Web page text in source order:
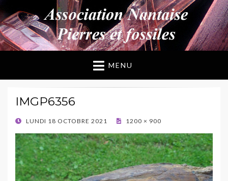
ANPF
Association Nantaise Pierres et Fossiles
MENU
IMGP6356
POSTED
LUNDI 18 OCTOBRE 2021 1200 × 900